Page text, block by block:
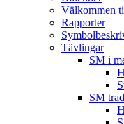
Välkommen
Rapporter
Tävlingar
SM i
SM